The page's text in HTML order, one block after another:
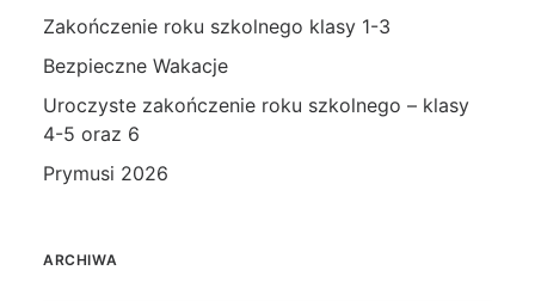
Zakończenie roku szkolnego klasy 1-3
Bezpieczne Wakacje
Uroczyste zakończenie roku szkolnego – klasy
4-5 oraz 6
Prymusi 2026
ARCHIWA